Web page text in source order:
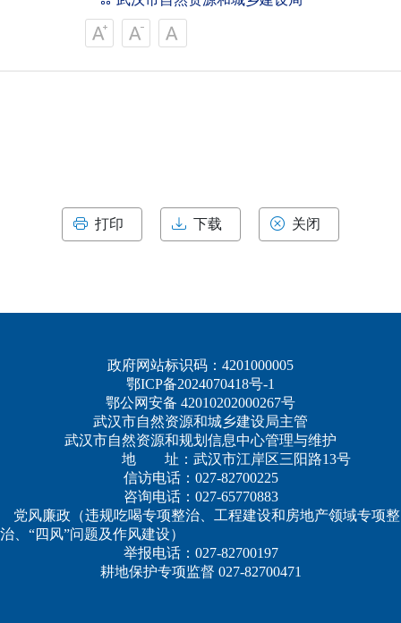
打印 下载 关闭
政府网站标识码：4201000005
鄂ICP备2024070418号-1
鄂公网安备 42010202000267号
武汉市自然资源和城乡建设局主管
武汉市自然资源和规划信息中心管理与维护
地 址：武汉市江岸区三阳路13号
信访电话：027-82700225
咨询电话：027-65770883
党风廉政（违规吃喝专项整治、工程建设和房地产领域专项整
治、“四风”问题及作风建设）
举报电话：027-82700197
耕地保护专项监督 027-82700471